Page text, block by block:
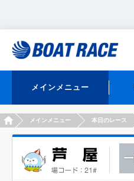
メインメニュー
HOMEメインメニュー 本日のレース